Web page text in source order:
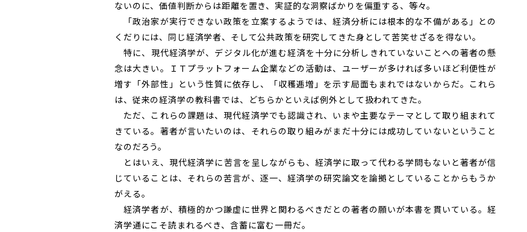
ないのに、価値判断からは距離を置き、実証的な洞察ばかりを偏重する、等々。
「政治家が実行できない政策を立案するようでは、経済分析には根本的な不備がある」との
くだりには、同じ経済学者、そして公共政策を研究してきた身として苦笑せざるを得ない。
特に、現代経済学が、デジタル化が進む経済を十分に分析しきれていないことへの著者の懸
念は大きい。ＩＴプラットフォーム企業などの活動は、ユーザーが多ければ多いほど利便性が
増す「外部性」という性質に依存し、「収穫逓増」を示す局面もまれではないからだ。これら
は、従来の経済学の教科書では、どちらかといえば例外として扱われてきた。
ただ、これらの課題は、現代経済学でも認識され、いまや主要なテーマとして取り組まれて
きている。著者が言いたいのは、それらの取り組みがまだ十分には成功していないということ
なのだろう。
とはいえ、現代経済学に苦言を呈しながらも、経済学に取って代わる学問もないと著者が信
じていることは、それらの苦言が、逐一、経済学の研究論文を論拠としていることからもうか
がえる。
経済学者が、積極的かつ謙虚に世界と関わるべきだとの著者の願いが本書を貫いている。経
済学通にこそ読まれるべき、含蓄に富む一冊だ。